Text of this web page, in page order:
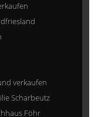
verkaufen
Scharbeutz
Föhr